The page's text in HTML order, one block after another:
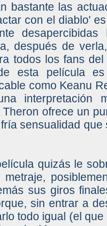
bastante las
con el diablo'
después de
todos los fans
esta película
como Keanu
interpretación
ofrece un
sensualidad
quizás le
sus giros
sin entrar a
todo igual (el